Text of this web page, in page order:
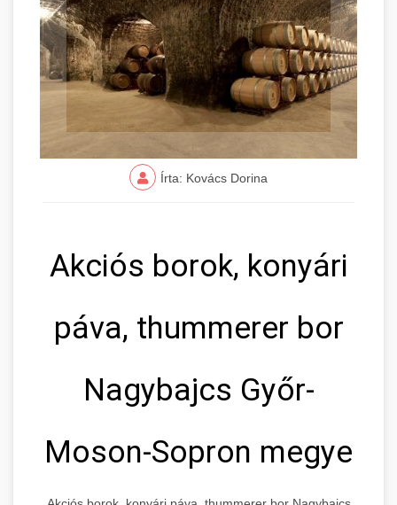
Írta: Kovács Dorina
Akciós borok, konyári
páva, thummerer bor
Nagybajcs Győr-
Moson-Sopron megye